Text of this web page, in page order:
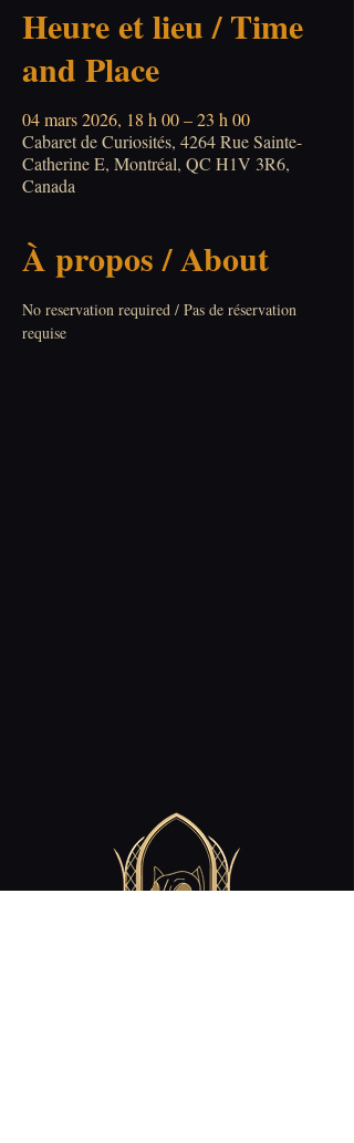
Heure et lieu / Time
and Place
04 mars 2026, 18 h 00 – 23 h 00
Cabaret de Curiosités, 4264 Rue Sainte-
Catherine E, Montréal, QC H1V 3R6,
Canada
À propos / About
No reservation required / Pas de réservation
requise